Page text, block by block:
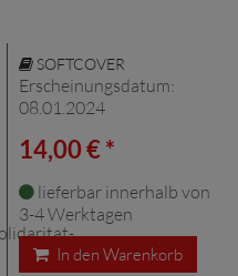
SOFTCOVER
Erscheinungsdatum:
08.01.2024
14,00 € *
lieferbar innerhalb von
3-4 Werktagen
In den Warenkorb